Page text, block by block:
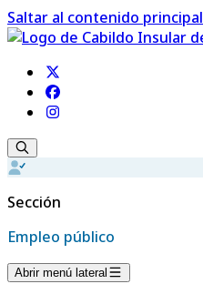
Saltar al contenido principal
Sección
Empleo público
Abrir menú lateral